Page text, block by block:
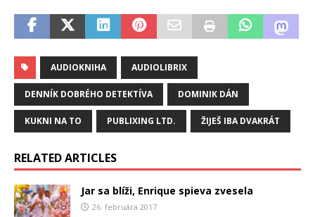
AUDIOKNIHA AUDIOLIBRIX
DENNÍK DOBRÉHO DETEKTÍVA DOMINIK DÁN
KUKNI NA TO PUBLIXING LTD. ŽIJEŠ IBA DVAKRÁT
RELATED ARTICLES
Jar sa blíži, Enrique spieva zvesela
26. februára 2017